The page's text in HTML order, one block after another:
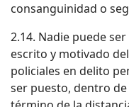
consanguinidad o
2.14. Nadie puede
escrito y motivado
policiales en delito
ser puesto, dentro